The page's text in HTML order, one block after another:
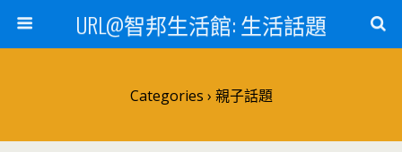
URL@智邦生活館: 生活話題
Categories › 親子話題